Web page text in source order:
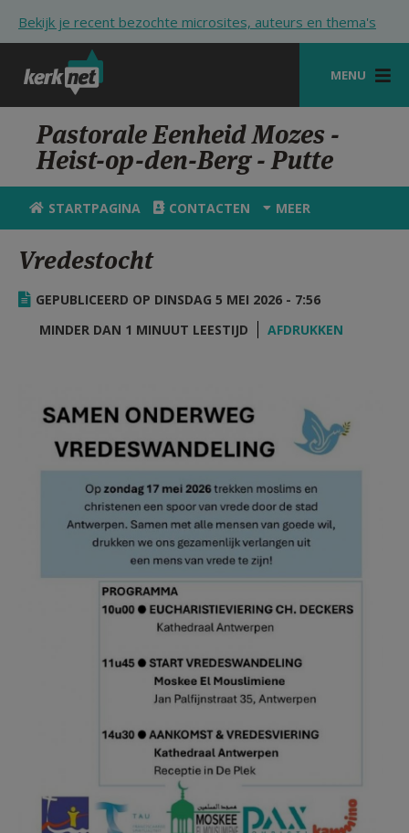
Bekijk je recent bezochte microsites, auteurs en thema's
MENU
STARTPAGINA
KERK
VIERINGEN
AANMELDEN OF REGISTREREN
Pastorale Eenheid Mozes -
Heist-op-den-Berg - Putte
STARTPAGINA CONTACTEN MEER
Vredestocht
GEPUBLICEERD OP DINSDAG 5 MEI 2026 - 7:56
MINDER DAN 1 MINUUT LEESTIJD
AFDRUKKEN